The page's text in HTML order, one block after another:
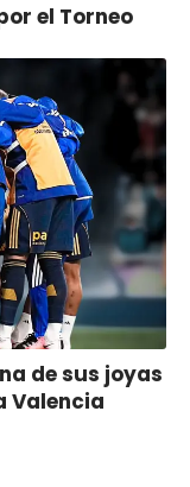
el Torneo
de sus joyas
Valencia